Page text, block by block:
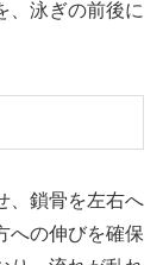
、泳ぎの前後に
、鎖骨を左右へ
への伸びを確保